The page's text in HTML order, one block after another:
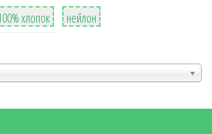
36
хлопок
2
нейлон